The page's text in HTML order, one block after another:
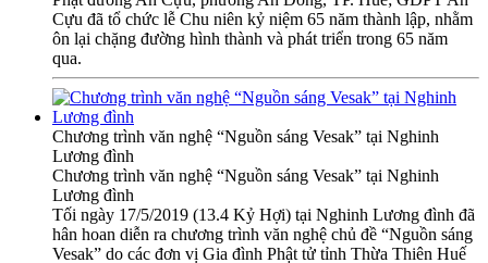
Cựu đã tổ chức lễ Chu niên kỷ niệm 65 năm thành lập, nhằm
ôn lại chặng đường hình thành và phát triển trong 65 năm
qua.
Chương trình văn nghệ “Nguồn sáng Vesak” tại Nghinh
Lương đình
Chương trình văn nghệ “Nguồn sáng Vesak” tại Nghinh
Lương đình
Tối ngày 17/5/2019 (13.4 Kỷ Hợi) tại Nghinh Lương đình đã
hân hoan diễn ra chương trình văn nghệ chủ đề “Nguồn sáng
Vesak” do các đơn vị Gia đình Phật tử tỉnh Thừa Thiên Huế